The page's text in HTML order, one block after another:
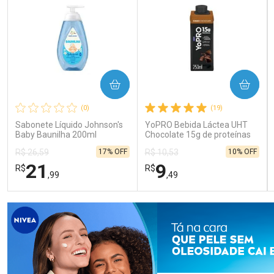
(0)
Sabonete Líquido Johnson's
Baby Baunilha 200ml
R$ 26,59
R$21 ,99
17% OFF
COMPRAR
FECHAR
Laboratório
FECHAR
Por Menos
(19)
YoPRO Bebida Láctea UHT
Chocolate 15g de proteínas
R$ 10,53
R$9,49
10% OFF
COMPRAR
Laboratório
Por Menos